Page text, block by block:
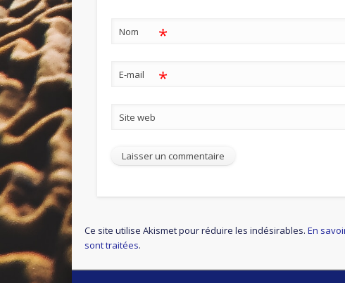
Nom *
E-mail *
Site web
Ce site utilise Akismet pour réduire les indésirables.En
sont traitées.